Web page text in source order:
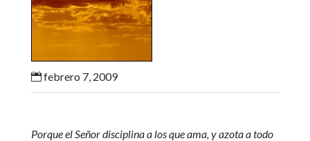
febrero 7, 2009
Porque el Señor disciplina a los que ama, y azota a todo